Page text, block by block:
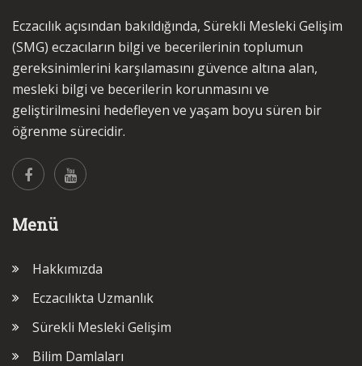
Eczacılık açısından bakıldığında, Sürekli Mesleki Gelişim
(SMG) eczacıların bilgi ve becerilerinin toplumun
gereksinimlerini karşılamasını güvence altına alan,
mesleki bilgi ve becerilerin korunmasını ve
geliştirilmesini hedefleyen ve yaşam boyu süren bir
öğrenme sürecidir.
Menü
Hakkımızda
Eczacılıkta Uzmanlık
Sürekli Mesleki Gelişim
Bilim Damlaları